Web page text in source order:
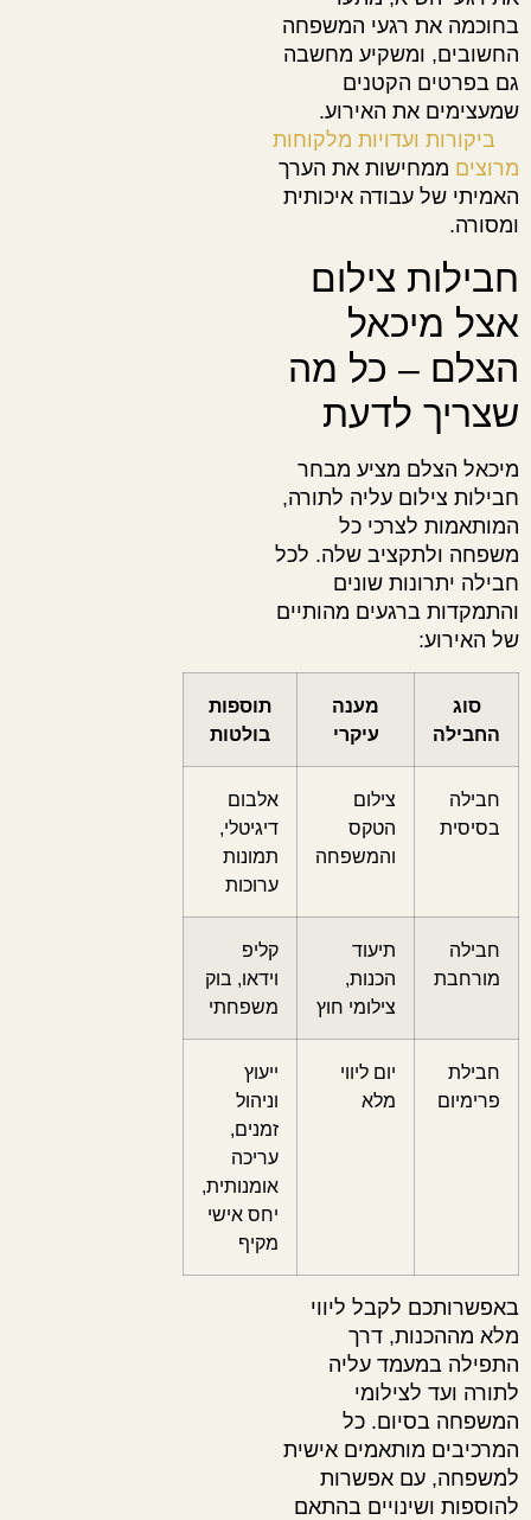
בחוכמה את רגעי המשפחה
החשובים, ומשקיע מחשבה
גם בפרטים הקטנים
שמעצימים את האירוע.
ביקורות ועדויות מלקוחות
מרוצים ממחישות את הערך
האמיתי של עבודה איכותית
ומסורה.
חבילות צילום
אצל מיכאל
הצלם – כל מה
שצריך לדעת
מיכאל הצלם מציע מבחר
חבילות צילום עליה לתורה,
המותאמות לצרכי כל
משפחה ולתקציב שלה. לכל
חבילה יתרונות שונים
והתמקדות ברגעים מהותיים
של האירוע:
סוג
החבילה
מענה
עיקרי
תוספות
בולטות
חבילה
בסיסית
צילום
הטקס
והמשפחה
אלבום
דיגיטלי,
תמונות
ערוכות
חבילה
מורחבת
תיעוד
הכנות,
צילומי חוץ
קליפ
וידאו, בוק
משפחתי
חבילת
פרימיום
יום ליווי
מלא
ייעוץ
וניהול
זמנים,
עריכה
אומנותית,
יחס אישי
מקיף
באפשרותכם לקבל ליווי
מלא מההכנות, דרך
התפילה במעמד עליה
לתורה ועד לצילומי
המשפחה בסיום. כל
המרכיבים מותאמים אישית
למשפחה, עם אפשרות
להוספות ושינויים בהתאם